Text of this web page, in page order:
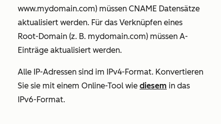
www.mydomain.com) müssen CNAME Datensätze
aktualisiert werden. Für das Verknüpfen eines
Root-Domain (z. B. mydomain.com) müssen A-
Einträge aktualisiert werden.
Alle IP-Adressen sind im IPv4-Format. Konvertieren
Sie sie mit einem Online-Tool wie diesem in das
IPv6-Format.